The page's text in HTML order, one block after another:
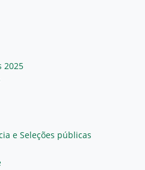
2025
e Seleções públicas